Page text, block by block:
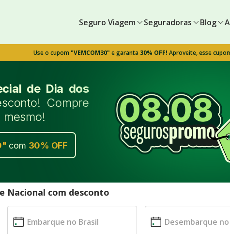
Seguro Viagem Seguradoras Blog
Use o cupom"VEMCOM30" e garanta 30% OFF! Aproveite, esse
de Dia dos
Compre
" com 30% OFF
Nacional com desconto